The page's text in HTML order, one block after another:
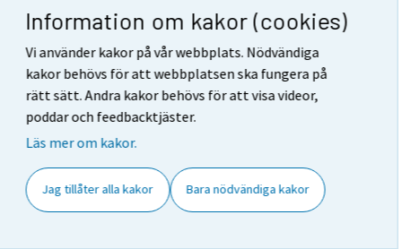
Information om kakor (cookies)
Vi använder kakor på vår webbplats. Nödvändiga
kakor behövs för att webbplatsen ska fungera på
rätt sätt. Andra kakor behövs för att visa videor,
poddar och feedbacktjäster.
Läs mer om kakor.
Jag tillåter alla kakor Bara nödvändiga kakor
statistiskt sett tillförlitligare än månadsuppgifterna
och innehåller mera detaljerad information bl.a. om
sysselsättningen och arbetsinsatser efter näringsgren
samt exaktare regionala uppgifter. Mer detaljerade
resultat publiceras i årsstatistiken. Material levereras
kvartalsvis till EU:s statistikbyrå, Eurostat. Materialet
medlemsländerna.